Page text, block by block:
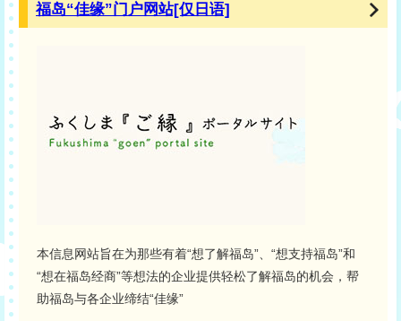
福岛“佳缘”门户网站[仅日语]
本信息网站旨在为那些有着“想了解福岛”、“想支持福岛”和
“想在福岛经商”等想法的企业提供轻松了解福岛的机会，帮
助福岛与各企业缔结“佳缘”